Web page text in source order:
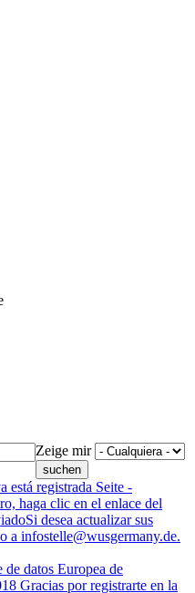
Zeige mir
está registrada Seite -
haga clic en el enlace del
desea actualizar sus
a infostelle@wusgermany.de.
de datos Europea de
Gracias por registrarte en la